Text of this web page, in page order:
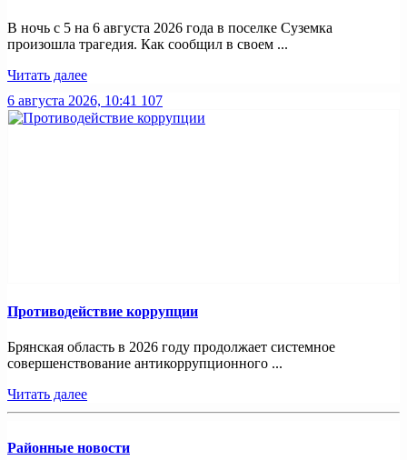
В ночь с 5 на 6 августа 2026 года в поселке Суземка
произошла трагедия. Как сообщил в своем ...
Читать далее
6 августа 2026, 10:41 107
Противодействие коррупции
Брянская область в 2026 году продолжает системное
совершенствование антикоррупционного ...
Читать далее
Районные новости